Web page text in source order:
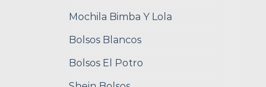
Mochila Bimba Y Lola
Bolsos Blancos
Bolsos El Potro